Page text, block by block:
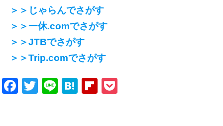
＞＞じゃらんでさがす
＞＞一休.comでさがす
＞＞JTBでさがす
＞＞Trip.comでさがす
Facebook
Twitter
LineHatenaFlipboard